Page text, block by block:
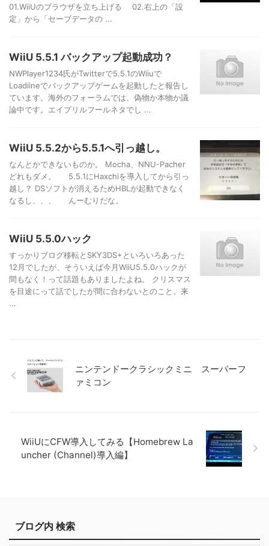
01.WiiUのブラウザを立ち上げる 02.右上の「設
定」から「セーブデータの ...
WiiU 5.5.1 バックアップ起動成功？
NWPlayer1234氏がTwitterで5.5.1のWiiuで
Loadiineでバックアップゲームを起動したと報告し
ています。海外のフォーラムでは、偽物か本物か議
論中です。エイプリルフールネタでし ...
WiiU 5.5.2から5.5.1へ引っ越し。
なんとかできないものか。 Mocha、NNU-Pacher
どれもダメ。 5.5.1にHaxchiを導入してから引っ
越し？ DSソフトが消えるためHBLが起動できなく
なるし、、、 んーむりだな。
WiiU 5.5.0ハック
すっかりブログ移転とSKY3DS+といろいろあった
12月でしたが、そういえば今月WiiU5.5.0ハックが
間もなく！って話題もありましたよね。 クリスマス
を目途にって話でしたが間に合わないとのこと。来
...
ニンテンドークラシックミニ スーパーフ
ァミコン
WiiUにCFW導入してみる【Homebrew La
uncher (Channel)導入編】
ブログ内 検索